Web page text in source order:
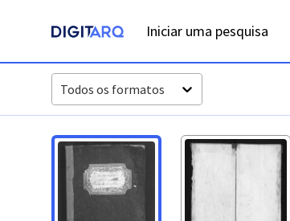
Iniciar uma pesquisa
Todos os formatos